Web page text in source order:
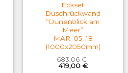
Eckset
Duschrückwand
“Dünenblick am
Meer”
MAR_05_18
(1000x2050mm)
683,06€
Original
419,00 €Current